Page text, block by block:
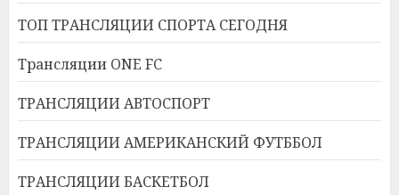
ТОП ТРАНСЛЯЦИИ СПОРТА СЕГОДНЯ
Трансляции ONE FC
ТРАНСЛЯЦИИ АВТОСПОРТ
ТРАНСЛЯЦИИ АМЕРИКАНСКИЙ ФУТББОЛ
ТРАНСЛЯЦИИ БАСКЕТБОЛ